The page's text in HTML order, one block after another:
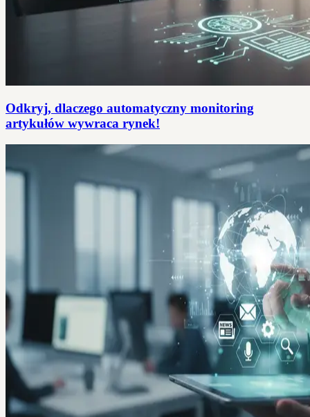
Odkryj, dlaczego automatyczny monitoring
artykułów wywraca rynek!